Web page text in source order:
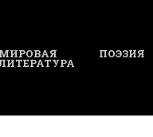
МИРОВАЯ ПОЭЗИЯ